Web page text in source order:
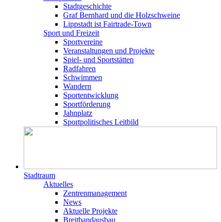
Stadtgeschichte
Graf Bernhard und die Holzschweine
Lippstadt ist Fairtrade-Town
Sport und Freizeit
Sportvereine
Veranstaltungen und Projekte
Spiel- und Sportstätten
Radfahren
Schwimmen
Wandern
Sportentwicklung
Sportförderung
Jahnplatz
Sportpolitisches Leitbild
Stadtraum
Aktuelles
Zentrenmanagement
News
Aktuelle Projekte
Breitbandausbau